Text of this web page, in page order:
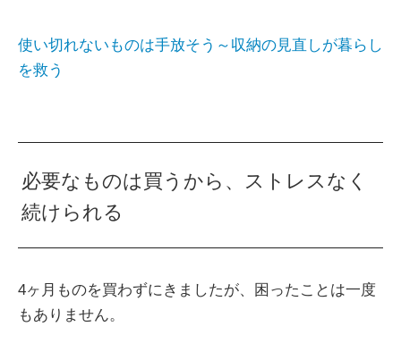
使い切れないものは手放そう～収納の見直しが暮らし
を救う
必要なものは買うから、ストレスなく
続けられる
4ヶ月ものを買わずにきましたが、困ったことは一度
もありません。